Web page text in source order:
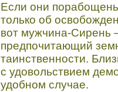
Если они
только об
вот мужчина-Сирень
предпочитающий
таинственности.
с удовольствием
удобном случае.